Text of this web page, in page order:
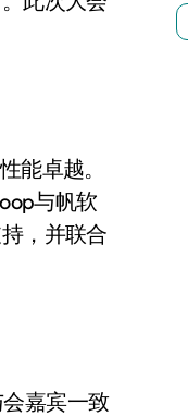
能卓越。
与帆软
，并联合
嘉宾一致